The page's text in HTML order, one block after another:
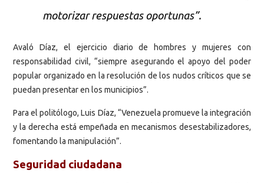
motorizar respuestas oportunas”.
Avaló Díaz, el ejercicio diario de hombres y mujeres con
responsabilidad civil, “siempre asegurando el apoyo del poder
popular organizado en la resolución de los nudos críticos que se
puedan presentar en los municipios”.
Para el politólogo, Luis Díaz, “Venezuela promueve la integración
y la derecha está empeñada en mecanismos desestabilizadores,
fomentando la manipulación”.
Seguridad ciudadana